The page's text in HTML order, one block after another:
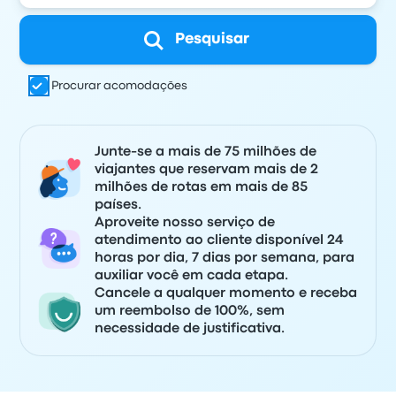
Pesquisar
Procurar acomodações
Junte-se a mais de 75 milhões de
viajantes que reservam mais de 2
milhões de rotas em mais de 85
países.
Aproveite nosso serviço de
atendimento ao cliente disponível 24
horas por dia, 7 dias por semana, para
auxiliar você em cada etapa.
Cancele a qualquer momento e receba
um reembolso de 100%, sem
necessidade de justificativa.